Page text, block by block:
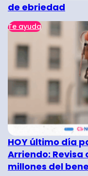
de ebriedad
Te ayuda
HOY último día
Arriendo: Revisa
millones del